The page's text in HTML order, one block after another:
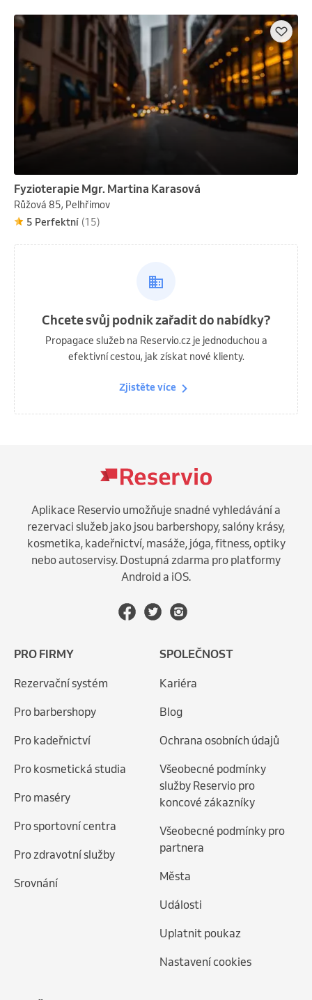
Fyzioterapie Mgr. Martina Karasová
Růžová 85, Pelhřimov
5 Perfektní (15)
Chcete svůj podnik zařadit do nabídky?
Propagace služeb na Reservio.cz je jednoduchou a
efektivní cestou, jak získat nové klienty.
Zjistěte více
Aplikace Reservio umožňuje snadné vyhledávání a
rezervaci služeb jako jsou barbershopy, salóny krásy,
kosmetika, kadeřnictví, masáže, jóga, fitness, optiky
nebo autoservisy. Dostupná zdarma pro platformy
Android a iOS.
PRO FIRMY
Rezervační systém
Pro barbershopy
Pro kadeřnictví
Pro kosmetická studia
Pro maséry
Pro sportovní centra
Pro zdravotní služby
Srovnání
SPOLEČNOST
Kariéra
Blog
Ochrana osobních údajů
Všeobecné podmínky
služby Reservio pro
koncové zákazníky
Všeobecné podmínky pro
partnera
Města
Události
Uplatnit poukaz
Nastavení cookies